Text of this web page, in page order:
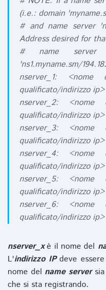
(i.e.: domain
# and name server
Address desired for
# name
'ns1.myname.sm/
nserver_1: <nome
qualificato/indirizzo ip>
nserver_2: <nome
qualificato/indirizzo ip>
nserver_3: <nome
qualificato/indirizzo ip>
nserver_4: <nome
qualificato/indirizzo ip>
nserver_5: <nome
qualificato/indirizzo ip>
nserver_6: <nome
qualificato/indirizzo ip>
nserver_xè il nome del
L'indirizzo IPdeve
nome del name serversia
che si sta registrando.